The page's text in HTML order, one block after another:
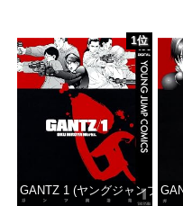
1位
GANTZ 1 (ヤングジャンプコ